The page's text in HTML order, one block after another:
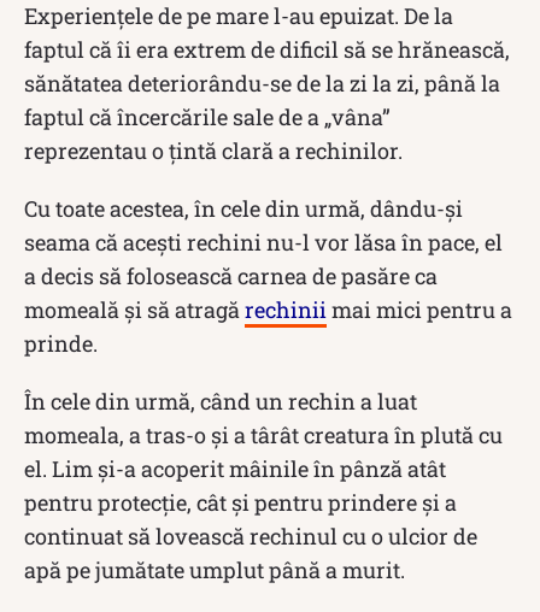
Experiențele de pe mare l-au epuizat. De la
faptul că îi era extrem de dificil să se hrănească,
sănătatea deteriorându-se de la zi la zi, până la
faptul că încercările sale de a „vâna”
reprezentau o țintă clară a rechinilor.
Cu toate acestea, în cele din urmă, dându-și
seama că acești rechini nu-l vor lăsa în pace, el
a decis să folosească carnea de pasăre ca
momeală și să atragărechiniimai mici pentru a
prinde.
În cele din urmă, când un rechin a luat
momeala, a tras-o și a târât creatura în plută cu
el. Lim și-a acoperit mâinile în pânză atât
pentru protecție, cât și pentru prindere și a
continuat să lovească rechinul cu o ulcior de
apă pe jumătate umplut până a murit.